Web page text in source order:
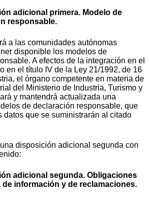
adicional primera. Modelo de
responsable.
a las comunidades autónomas
disponible los modelos de
A efectos de la integración en el
en el título IV de la Ley 21/1992, de 16
el órgano competente en materia de
del Ministerio de Industria, Turismo y
y mantendrá actualizada una
de declaración responsable, que
datos que se suministrarán al citado
disposición adicional segunda con
adicional segunda. Obligaciones
de información y de reclamaciones.